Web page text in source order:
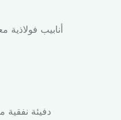
أنابيب
دفيئة نفقية